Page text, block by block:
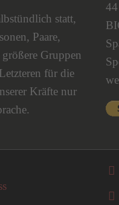
statt,
Paare,
Gruppen
für die
Kräfte nur
44